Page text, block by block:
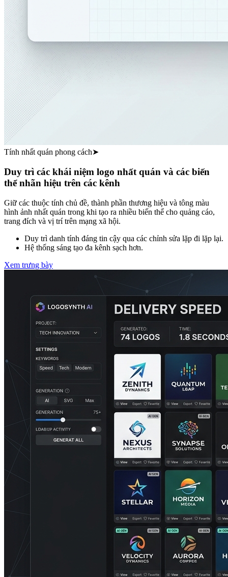
Tính nhất quán phong cách➤
Duy trì các khái niệm logo nhất quán và các biến
thể nhãn hiệu trên các kênh
Giữ các thuộc tính chủ đề, thành phần thương hiệu và tông màu
hình ảnh nhất quán trong khi tạo ra nhiều biến thể cho quảng cáo,
trang đích và vị trí trên mạng xã hội.
Duy trì danh tính đáng tin cậy qua các chỉnh sửa lặp đi lặp lại.
Hệ thống sáng tạo đa kênh sạch hơn.
Xem trưng bày